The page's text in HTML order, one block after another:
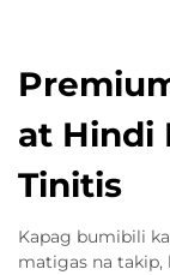
at Hindi
Tinitis
Kapag bumibili
matigas na